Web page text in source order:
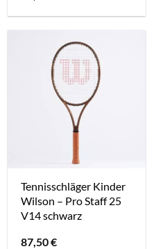
Tennisschläger Kinder
Wilson – Pro Staff 25
V14 schwarz
87,50€